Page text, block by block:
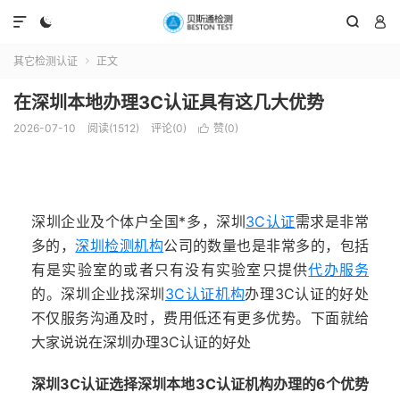
  

其它检测认证  正文
在深圳本地办理3C认证具有这几大优势
2026-07-10 阅读(1512) 评论(0)  赞(0)
深圳企业及个体户全国*多，深圳 3C认证需求是非常
多的，深圳检测机构公司的数量也是非常多的，包括
有是实验室的或者只有没有实验室只提供代办服务
的。深圳企业找深圳 3C认证机构办理3C认证的好处
不仅服务沟通及时，费用低还有更多优势。下面就给
大家说说在深圳办理3C认证的好处
深圳3C认证选择深圳本地3C认证机构办理的6个优势